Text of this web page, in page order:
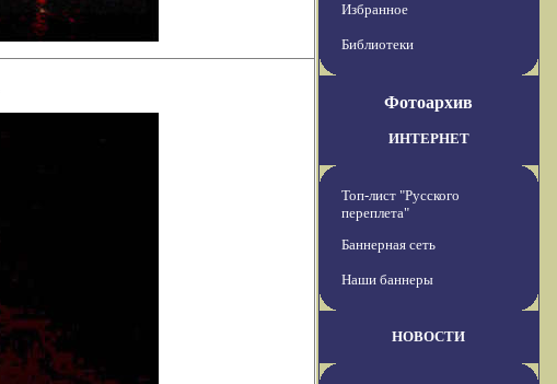
Избранное
Библиотеки
Фотоархив
ИНТЕРНЕТ
Топ-лист "Русского
переплета"
Баннерная сеть
Наши баннеры
НОВОСТИ